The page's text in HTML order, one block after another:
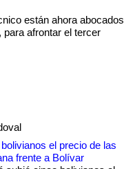
están ahora abocados
afrontar el tercer
el precio de las
frente a Bolívar